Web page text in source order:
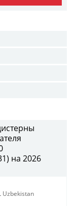
на 2026
Uzbekistan